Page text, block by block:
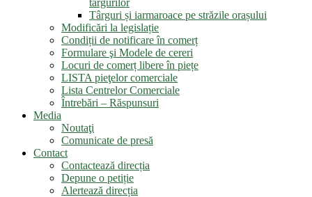
târgurilor
Târguri și iarmaroace pe străzile orașului
Modificări la legislație
Condiții de notificare în comerț
Formulare şi Modele de cereri
Locuri de comerț libere în piețe
LISTA pieţelor comerciale
Lista Centrelor Comerciale
Întrebări – Răspunsuri
Media
Noutaţi
Comunicate de presă
Contact
Contactează direcția
Depune o petiție
Alertează direcția